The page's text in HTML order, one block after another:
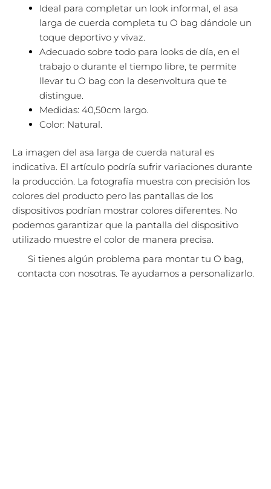
Ideal para completar un look informal, el asa
larga de cuerda completa tu O bag dándole un
toque deportivo y vivaz.
Adecuado sobre todo para looks de día, en el
trabajo o durante el tiempo libre, te permite
llevar tu O bag con la desenvoltura que te
distingue.
Medidas: 40,50cm largo.
Color: Natural.
La imagen del asa larga de cuerda natural es
indicativa. El artículo podría sufrir variaciones durante
la producción. La fotografía muestra con precisión los
colores del producto pero las pantallas de los
dispositivos podrían mostrar colores diferentes. No
podemos garantizar que la pantalla del dispositivo
utilizado muestre el color de manera precisa.
Si tienes algún problema para montar tu O bag,
contacta con nosotras. Te ayudamos a personalizarlo.